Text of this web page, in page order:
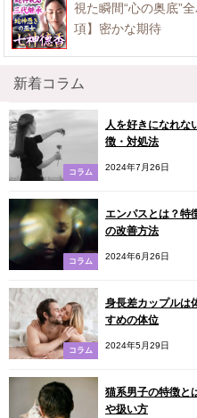
視た瞬間“心の奥底”
項】密かな期待
新着コラム
コラム
人を好きになれな
徴・対処法
2024年7月26日
コラム
エンパスとは？特
の改善方法
2024年6月26日
コラム
身長差カップルは
すめの体位
2024年5月29日
猫系男子の特徴と
や扱い方